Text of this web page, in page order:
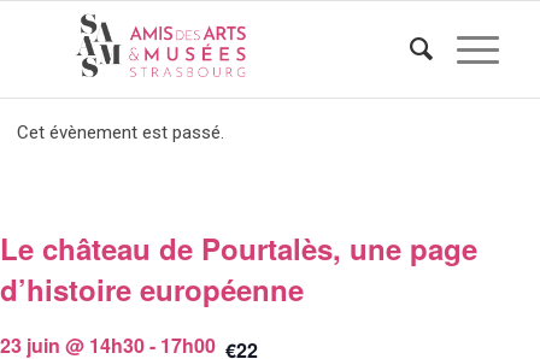
Cet évènement est passé.
Le château de Pourtalès, une page
d’histoire européenne
23 juin @ 14h30- 17h00 €22